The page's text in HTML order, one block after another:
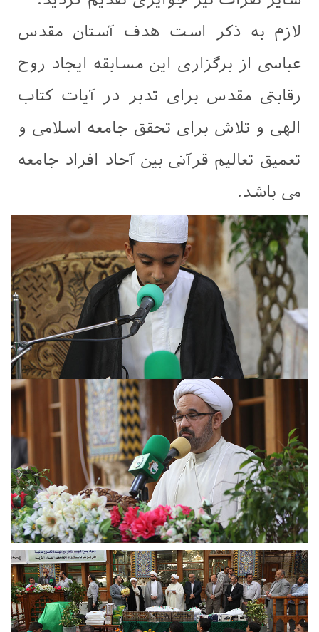
لازم به ذکر است هدف آستان مقدس
عباسی از برگزاری این مسابقه ایجاد روح
رقابتی مقدس برای تدبر در آیات کتاب
الهی و تلاش برای تحقق جامعه اسلامی و
تعمیق تعالیم قرآنی بین آحاد افراد جامعه
می باشد.